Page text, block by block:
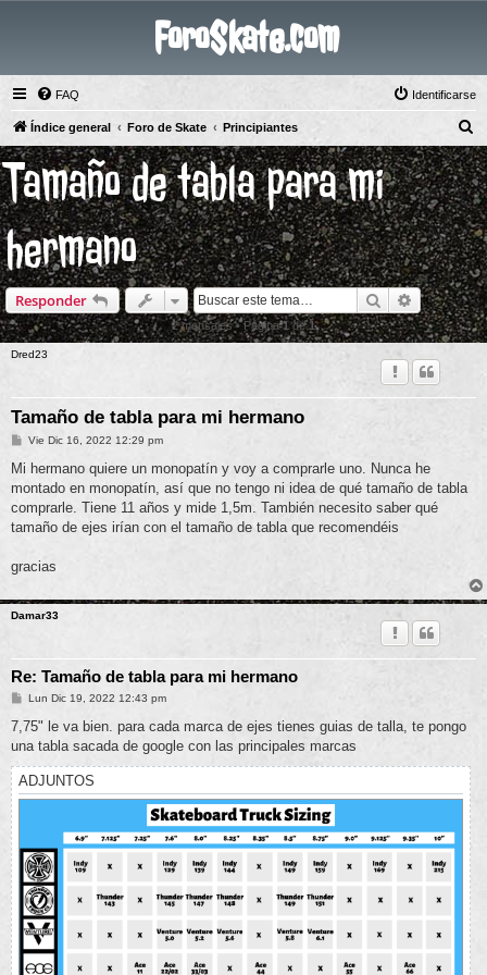
ForoSkate.com
FAQ Identificarse
Índice general Foro de Skate Principiantes
u
s
c
a
r
Tamaño de tabla para mi
hermano
Responder Buscar
2 mensajes • Página1de1
Dred23
Tamaño de tabla para mi hermano
M
n
a
j
Vie Dic 16, 2022 12:29 pm
Mi hermano quiere un monopatín y voy a comprarle uno. Nunca he
montado en monopatín, así que no tengo ni idea de qué tamaño de tabla
comprarle. Tiene 11 años y mide 1,5m. También necesito saber qué
tamaño de ejes irían con el tamaño de tabla que recomendéis
gracias
Damar33
Re: Tamaño de tabla para mi hermano
M
n
a
e
Lun Dic 19, 2022 12:43 pm
7,75" le va bien. para cada marca de ejes tienes guias de talla, te pongo
una tabla sacada de google con las principales marcas
ADJUNTOS